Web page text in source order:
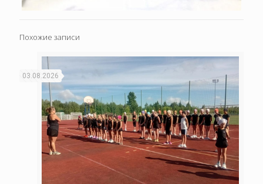
Похожие записи
03.08.2026